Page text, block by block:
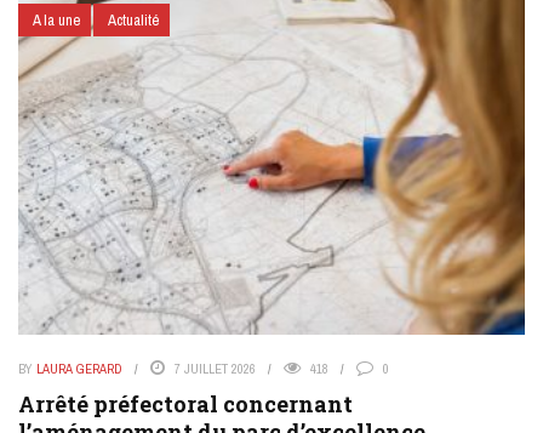
A la une Actualité
BY LAURA GERARD 7 JUILLET 2026 418 0
Arrêté préfectoral concernant